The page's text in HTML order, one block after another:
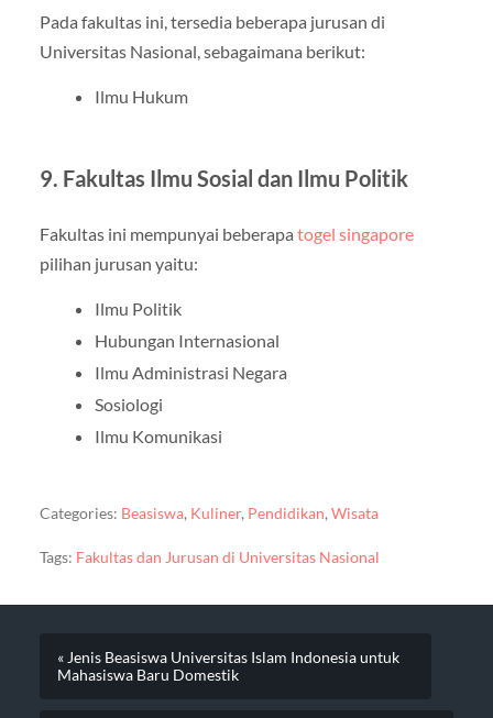
Pada fakultas ini, tersedia beberapa jurusan di
Universitas Nasional, sebagaimana berikut:
Ilmu Hukum
9. Fakultas Ilmu Sosial dan Ilmu Politik
Fakultas ini mempunyai beberapa togel singapore
pilihan jurusan yaitu:
Ilmu Politik
Hubungan Internasional
Ilmu Administrasi Negara
Sosiologi
Ilmu Komunikasi
Categories: Beasiswa, Kuliner, Pendidikan, Wisata
Tags: Fakultas dan Jurusan di Universitas Nasional
« Jenis Beasiswa Universitas Islam Indonesia untuk
Mahasiswa Baru Domestik